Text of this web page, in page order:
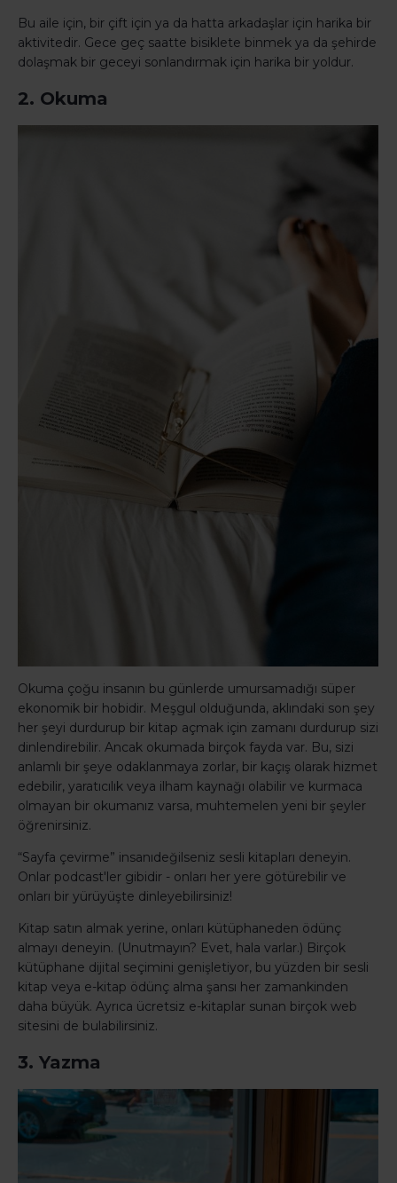
Bu aile için, bir çift için ya da hatta arkadaşlar için harika bir
aktivitedir. Gece geç saatte bisiklete binmek ya da şehirde
dolaşmak bir geceyi sonlandırmak için harika bir yoldur.
2. Okuma
Okuma çoğu insanın bu günlerde umursamadığı süper
ekonomik bir hobidir. Meşgul olduğunda, aklındaki son şey
her şeyi durdurup bir kitap açmak için zamanı durdurup sizi
dinlendirebilir. Ancak okumada birçok fayda var. Bu, sizi
anlamlı bir şeye odaklanmaya zorlar, bir kaçış olarak hizmet
edebilir, yaratıcılık veya ilham kaynağı olabilir ve kurmaca
olmayan bir okumanız varsa, muhtemelen yeni bir şeyler
öğrenirsiniz.
“Sayfa çevirme” insanıdeğilseniz sesli kitapları deneyin.
Onlar podcast'ler gibidir - onları her yere götürebilir ve
onları bir yürüyüşte dinleyebilirsiniz!
Kitap satın almak yerine, onları kütüphaneden ödünç
almayı deneyin. (Unutmayın? Evet, hala varlar.) Birçok
kütüphane dijital seçimini genişletiyor, bu yüzden bir sesli
kitap veya e-kitap ödünç alma şansı her zamankinden
daha büyük. Ayrıca ücretsiz e-kitaplar sunan birçok web
sitesini de bulabilirsiniz.
3. Yazma